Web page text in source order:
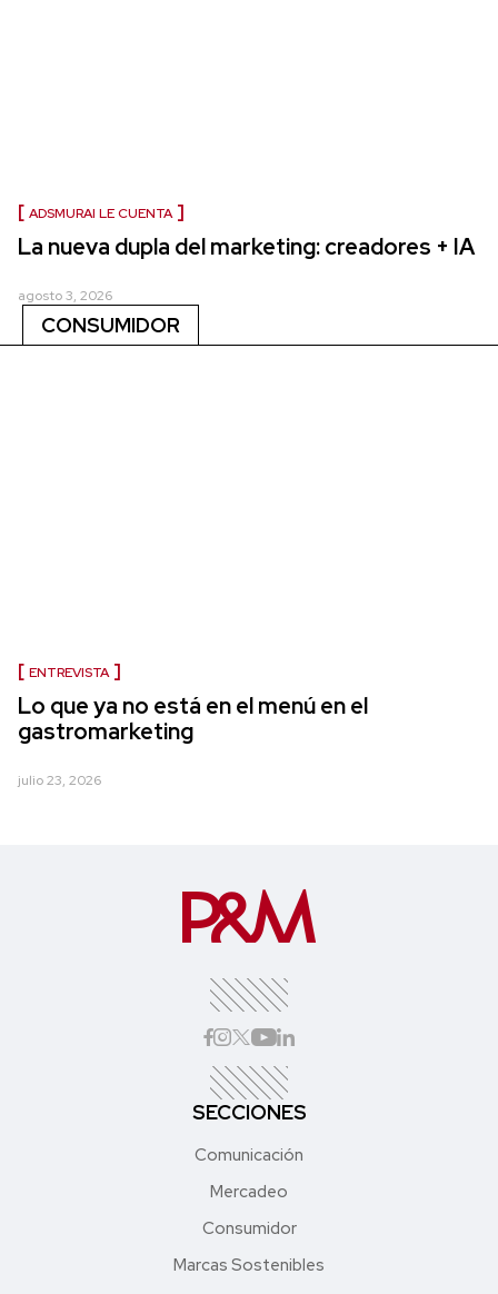
ADSMURAI LE CUENTA
La nueva dupla del marketing: creadores + IA
agosto 3, 2026
CONSUMIDOR
ENTREVISTA
Lo que ya no está en el menú en el
gastromarketing
julio 23, 2026
SECCIONES
Comunicación
Mercadeo
Consumidor
Marcas Sostenibles